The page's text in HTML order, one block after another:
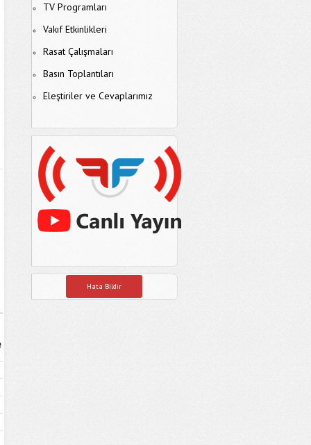
TV Programları
Vakıf Etkinlikleri
Rasat Çalışmaları
Basın Toplantıları
Eleştiriler ve Cevaplarımız
Hata Bildir